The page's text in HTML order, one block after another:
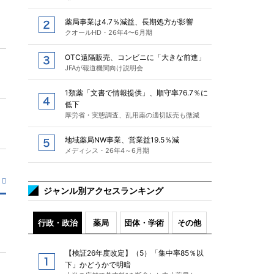
薬局事業は4.7％減益、長期処方が影響
クオールHD・26年4〜6月期
OTC遠隔販売、コンビニに「大きな前進」
JFAが報道機関向け説明会
1類薬「文書で情報提供」、順守率76.7％に
低下
厚労省・実態調査、乱用薬の適切販売も微減
地域薬局NW事業、営業益19.5％減
メディシス・26年4～6月期
ジャンル別アクセスランキング
行政・政治 薬局 団体・学術 その他
【検証26年度改定】（5）「集中率85％以
下」かどうかで明暗